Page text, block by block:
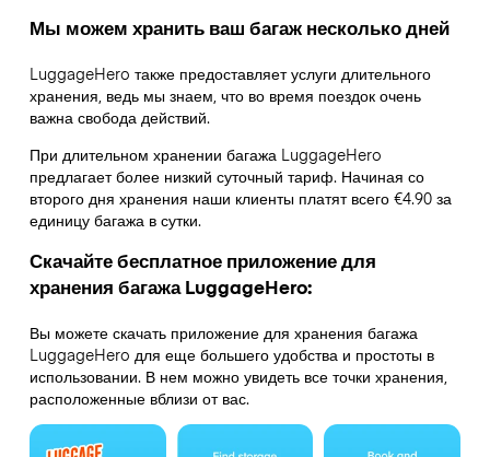
Мы можем хранить ваш багаж несколько дней
LuggageHero также предоставляет услуги длительного
хранения, ведь мы знаем, что во время поездок очень
важна свобода действий.
При длительном хранении багажа LuggageHero
предлагает более низкий суточный тариф. Начиная со
второго дня хранения наши клиенты платят всего €4.90 за
единицу багажа в сутки.
Скачайте бесплатное приложение для
хранения багажа LuggageHero:
Вы можете скачать приложение для хранения багажа
LuggageHero для еще большего удобства и простоты в
использовании. В нем можно увидеть все точки хранения,
расположенные вблизи от вас.